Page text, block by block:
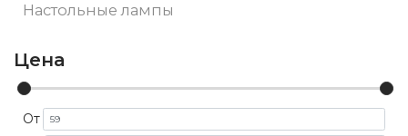
Настольные лампы
Цена
От